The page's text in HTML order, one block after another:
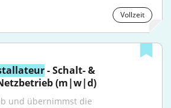
Vollzeit
- Schalt- &
(m|w|d)
und übernimmst die